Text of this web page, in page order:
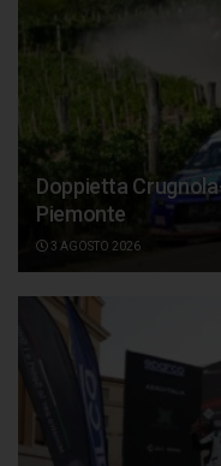
Doppietta
Piemonte
3 AGOSTO 2026